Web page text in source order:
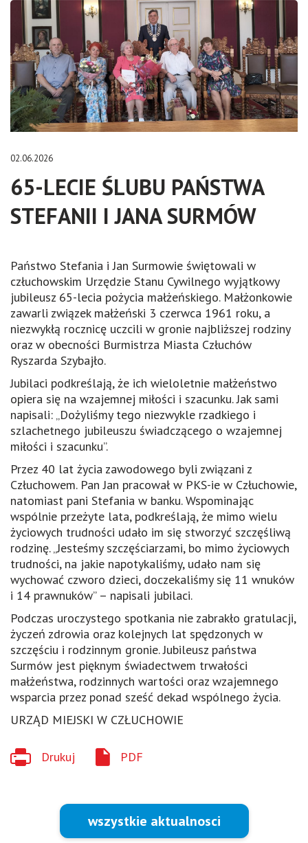
02.06.2026
65-LECIE ŚLUBU PAŃSTWA
STEFANII I JANA SURMÓW
Państwo Stefania i Jan Surmowie świętowali w
człuchowskim Urzędzie Stanu Cywilnego wyjątkowy
jubileusz 65-lecia pożycia małżeńskiego. Małżonkowie
zawarli związek małżeński 3 czerwca 1961 roku, a
niezwykłą rocznicę uczcili w gronie najbliższej rodziny
oraz w obecności Burmistrza Miasta Człuchów
Ryszarda Szybajło.
Jubilaci podkreślają, że ich wieloletnie małżeństwo
opiera się na wzajemnej miłości i szacunku. Jak sami
napisali: „Dożyliśmy tego niezwykle rzadkiego i
szlachetnego jubileuszu świadczącego o wzajemnej
miłości i szacunku”.
Przez 40 lat życia zawodowego byli związani z
Człuchowem. Pan Jan pracował w PKS-ie w Człuchowie,
natomiast pani Stefania w banku. Wspominając
wspólnie przeżyte lata, podkreślają, że mimo wielu
życiowych trudności udało im się stworzyć szczęśliwą
rodzinę. „Jesteśmy szczęściarzami, bo mimo życiowych
trudności, na jakie napotykaliśmy, udało nam się
wychować czworo dzieci, doczekaliśmy się 11 wnuków
i 14 prawnuków” – napisali jubilaci.
Podczas uroczystego spotkania nie zabrakło gratulacji,
życzeń zdrowia oraz kolejnych lat spędzonych w
szczęściu i rodzinnym gronie. Jubileusz państwa
Surmów jest pięknym świadectwem trwałości
małżeństwa, rodzinnych wartości oraz wzajemnego
wsparcia przez ponad sześć dekad wspólnego życia.
URZĄD MIEJSKI W CZŁUCHOWIE
Drukuj PDF
wszystkie aktualnosci